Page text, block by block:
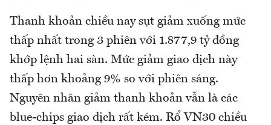
Thanh khoản chiều nay sụt giảm xuống mức
thấp nhất trong 3 phiên với 1.877,9 tỷ đồng
khớp lệnh hai sàn. Mức giảm giao dịch này
thấp hơn khoảng 9% so với phiên sáng.
Nguyên nhân giảm thanh khoản vẫn là các
blue-chips giao dịch rất kém. Rổ VN30 chiều